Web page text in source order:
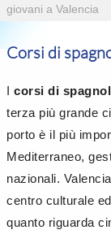
giovani a Valencia
Corsi di
I corsi di
terza più grande
porto è il più
Mediterraneo,
nazionali.
centro culturale
quanto riguarda